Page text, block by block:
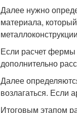
Далее нужно
материала,
Если расчет
дополнительно
Далее
возлагаться. Если
Итоговым этапом